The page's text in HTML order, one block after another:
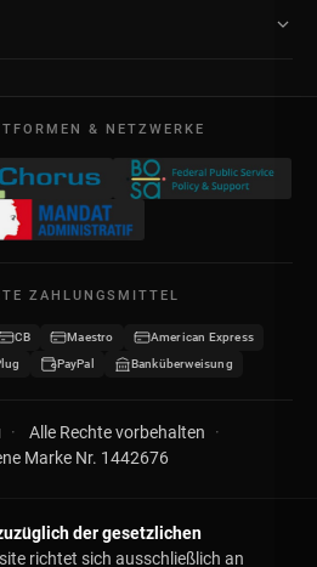
- Lüttich
& NETZWERKE
ZAHLUNGSMITTEL
CB Maestro
American Express
PayPal Banküberweisung
· Alle Rechte vorbehalten
·
Marke Nr. 1442676
der gesetzlichen
richtet sich ausschließlich an